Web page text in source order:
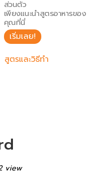
ดิบ
ส่วนตัว
เพียงแนะนำสูตรอาหารของ
คุณที่นี่
เริ่มเลย!
สูตรและวิธีทำ
view